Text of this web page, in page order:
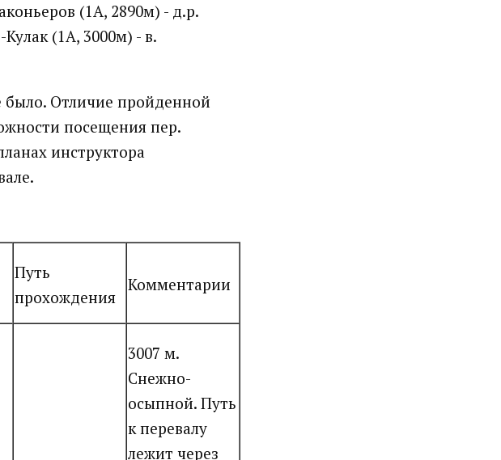
(1А, 2890м) - д.р.
(1А, 3000м) - в.
Отличие пройденной
посещения пер.
инструктора
Путь
прохождения
Комментарии
3007 м.
Снежно-
осыпной. Путь
к перевалу
лежит через